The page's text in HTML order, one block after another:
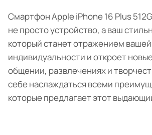
Смартфон Apple iPhone 16 Plus
не просто устройство, а ваш
который станет отражением вашей
индивидуальности и откроет
общении, развлечениях и
себе наслаждаться всеми
которые предлагает этот